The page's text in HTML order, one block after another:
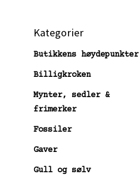
Kategorier
Butikkens høydepunkter
Billigkroken
Mynter, sedler &
frimerker
Fossiler
Gaver
Gull og sølv